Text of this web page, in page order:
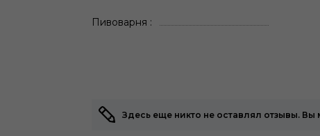
Пивоварня
Здесь еще никто не оставлял отзывы.